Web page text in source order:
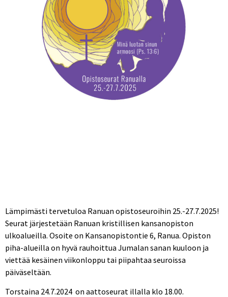
Lämpimästi tervetuloa Ranuan opistoseuroihin 25.-27.7.2025!
Seurat järjestetään Ranuan kristillisen kansanopiston
ulkoalueilla. Osoite on Kansanopistontie 6, Ranua. Opiston
piha-alueilla on hyvä rauhoittua Jumalan sanan kuuloon ja
viettää kesäinen viikonloppu tai piipahtaa seuroissa
päiväseltään.
Torstaina 24.7.2024 on aattoseurat illalla klo 18.00.